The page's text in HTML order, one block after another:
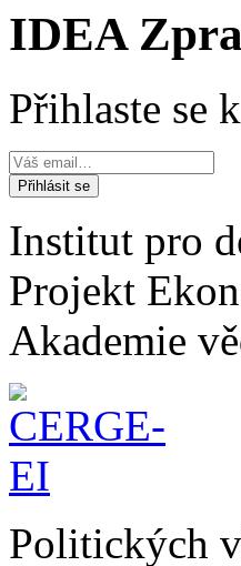
IDEA
Přihlaste se
Institut pro
Projekt
Akademie
Politických